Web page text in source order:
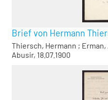
Brief von Hermann
Thiersch, Hermann ;
Abusir, 18.07.1900